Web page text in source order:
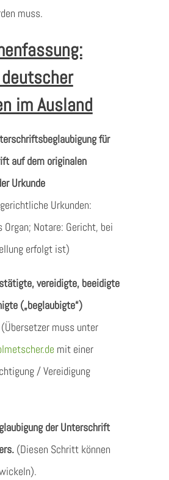
muss.
im Ausland
für
auf dem originalen
Urkunde
Urkunden:
Notare: Gericht, bei
erfolgt ist)
vereidigte, beeidigte
(„beglaubigte“)
(Übersetzer muss unter
mit einer
/ Vereidigung
der Unterschrift
(Diesen Schritt können